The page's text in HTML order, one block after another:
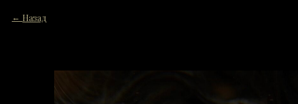
Назад